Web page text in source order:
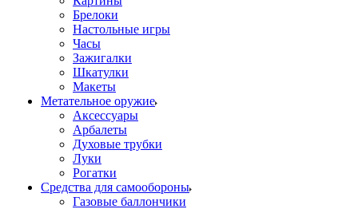
Брелоки
Настольные игры
Часы
Зажигалки
Шкатулки
Макеты
Метательное оружие
Аксессуары
Арбалеты
Духовые трубки
Луки
Рогатки
Средства для самообороны
Газовые баллончики